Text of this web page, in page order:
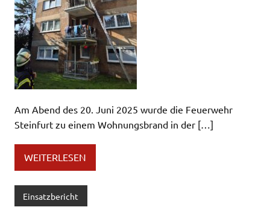
Am Abend des 20. Juni 2025 wurde die Feuerwehr
Steinfurt zu einem Wohnungsbrand in der […]
WEITERLESEN
Einsatzbericht